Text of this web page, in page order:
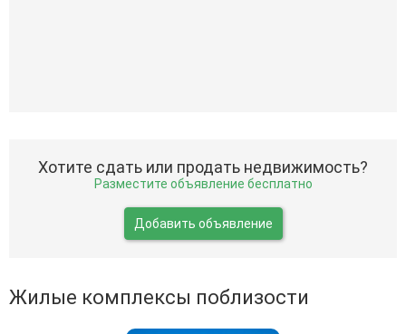
Хотите сдать или продать недвижимость?
Разместите объявление бесплатно
Добавить объявление
Жилые комплексы поблизости